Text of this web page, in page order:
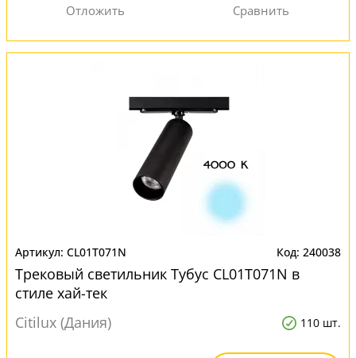
CL01T071N 240038
Трековый светильник Тубус CL01T071N в
стиле хай-тек
Citilux (Дания)
110 шт.